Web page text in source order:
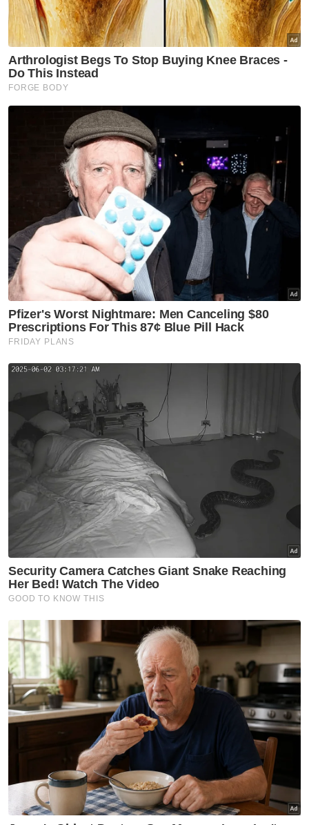
granted' (jangan menganggap remeh
kewujudan kita)," katanya.
Berita Telus & Tulus menerusi E-Mel setiap
hari!
Ringkasan AI
UMNO dan DAP bekerjasama mengurus
negara berdasarkan perjanjian selepas
PRU
Kerjasama ini bukan membentuk
hubungan politik antara kedua-dua parti
Mohamad Hasan menyatakan tujuan
kerjasama adalah untuk mengelakkan
negara dari keadaan tanpa pemerintahan
Penekanan pada perjanjian dengan garis
merah yang ditetapkan bagi menguruskan
negara bagi kesejahteraan Malaysia
Walaupun bersama dalam kerajaan,
UMNO tidak menganggap kerjasama ini
sebagai penyerahan total kepada DAP